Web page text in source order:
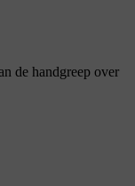
de handgreep over